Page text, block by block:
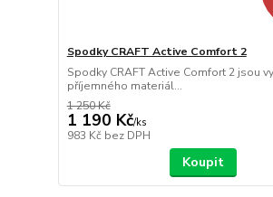
Spodky CRAFT Active Comfort 2
Spodky CRAFT Active Comfort 2 jsou
příjemného materiál...
1 250 Kč
1 190 Kč/ks
983 Kč bez DPH
Koupit